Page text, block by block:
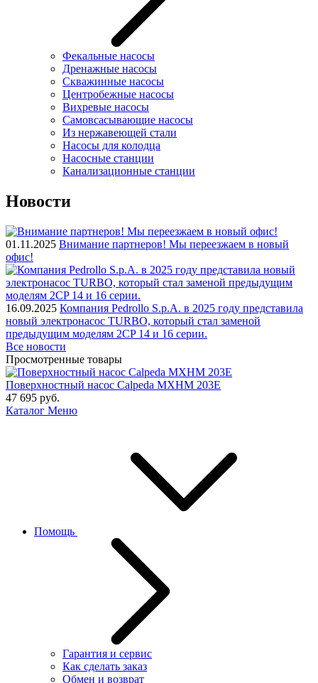
Фекальные насосы
Дренажные насосы
Скважинные насосы
Центробежные насосы
Вихревые насосы
Самовсасывающие насосы
Из нержавеющей стали
Насосы для колодца
Насосные станции
Канализационные станции
Новости
01.11.2025 Внимание партнеров! Мы переезжаем в новый
офис!
16.09.2025 Компания Pedrollo S.p.A. в 2025 году представила
новый электронасос TURBO, который стал заменой
предыдущим моделям 2CP 14 и 16 серии.
Все новости
Просмотренные товары
Поверхностный насос Calpeda MXHM 203E
47 695 руб.
Каталог Меню
Помощь
Гарантия и сервис
Как сделать заказ
Обмен и возврат